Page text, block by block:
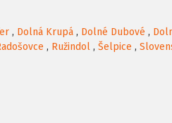
, Dolná Krupá , Dolné Dubové ,
, Ružindol , Šelpice ,